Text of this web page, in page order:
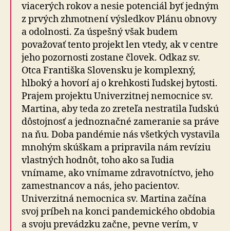
viacerých rokov a nesie potenciál byť jedným
z prvých zhmotnení výsledkov Plánu obnovy
a odolnosti. Za úspešný však budem
považovať tento projekt len vtedy, ak v centre
jeho pozornosti zostane človek. Odkaz sv.
Otca Františka Slovensku je komplexný,
hlboký a hovorí aj o krehkosti ľudskej bytosti.
Prajem projektu Univerzitnej nemocnice sv.
Martina, aby teda zo zreteľa nestratila ľudskú
dôstojnosť a jednoznačné zameranie sa práve
na ňu. Doba pandémie nás všetkých vystavila
mnohým skúškam a pripravila nám revíziu
vlastných hodnôt, toho ako sa ľudia
vnímame, ako vnímame zdravotníctvo, jeho
zamestnancov a nás, jeho pacientov.
Univerzitná nemocnica sv. Martina začína
svoj príbeh na konci pandemického obdobia
a svoju prevádzku začne, pevne verím, v